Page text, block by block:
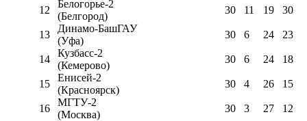
12
Белогорье-2
(Белгород)
30 11 19 30
13
Динамо-БашГАУ
(Уфа)
30 6 24 23
14
Кузбасс-2
(Кемерово)
30 6 24 18
15
Енисей-2
(Красноярск)
30 4 26 15
16
МГТУ-2
(Москва)
30 3 27 12